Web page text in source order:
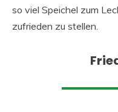
so viel Speichel zum
zufrieden zu stellen.